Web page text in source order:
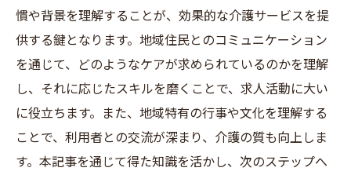
性
神戸市兵庫区における社会貢献活動の実例
地域の安心を支える訪問介護の役割
訪問介護を通じた地域住民との連携強化
地域からの信頼構築がもたらす社会的意義
慣や背景を理解することが、効果的な介護サービスを提
供する鍵となります。地域住民とのコミュニケーション
を通じて、どのようなケアが求められているのかを理解
し、それに応じたスキルを磨くことで、求人活動に大い
に役立ちます。また、地域特有の行事や文化を理解する
ことで、利用者との交流が深まり、介護の質も向上しま
す。本記事を通じて得た知識を活かし、次のステップへ